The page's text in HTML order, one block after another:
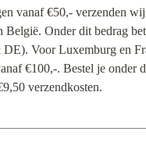
vanaf €50,- verzenden
België. Onder dit bedrag
Voor Luxemburg en
€100,-. Bestel je onder
verzendkosten.